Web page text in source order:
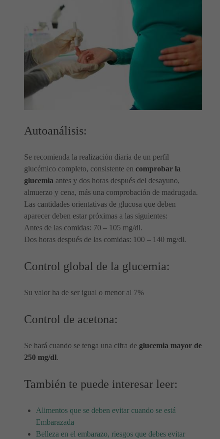
Autoanálisis:
Se recomienda la realización diaria de un perfil
glucémico completo, consistente en comprobar la
glucemia antes y dos horas después del desayuno,
almuerzo y cena, más una comprobación de madrugada.
Las cantidades orientativas de glucosa que deben
aparecer deben estar próximas a las siguientes:
Antes de las comidas: 70 – 105 mg/dl.
Dos horas después de las comidas: 100 – 140 mg/dl.
Control global de la glucemia:
Su valor ha de ser igual o menor al 7%
Control de acetona:
Se hará cuando se tenga una cifra de glucemia mayor de
250 mg/dl.
También te puede interesar leer:
Alimentos que se deben evitar cuando se está
Embarazada
Belleza en el embarazo, riesgos que debes evitar